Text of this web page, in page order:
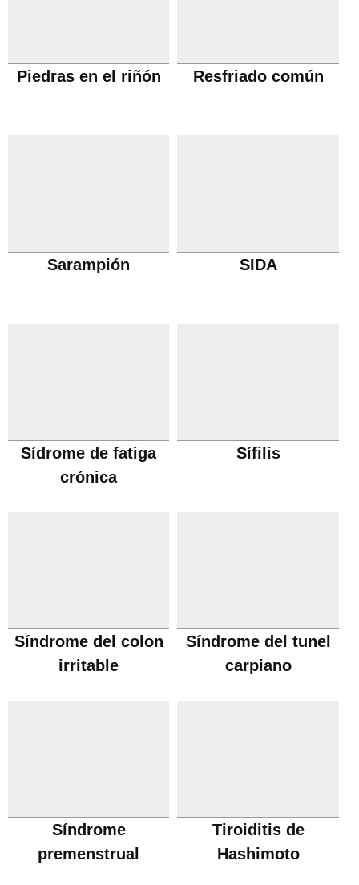
Piedras en el riñón Resfriado común
Sarampión SIDA
Sídrome de fatiga
crónica
Sífilis
Síndrome del colon
irritable
Síndrome del tunel
carpiano
Síndrome
premenstrual
Tiroiditis de
Hashimoto